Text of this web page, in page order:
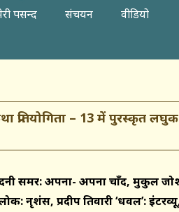
पसन्द संचयन
वीडियो
प्रतियोगिता – 13 में पुरस्कृत
समर: अपना- अपना चाँद, मुकुल
नृशंस, प्रदीप तिवारी ‘धवल’: इंटरव्यू,